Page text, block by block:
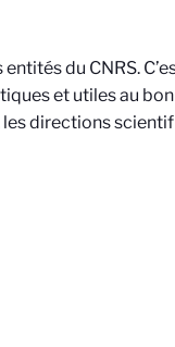
du CNRS.
et utiles au
directions